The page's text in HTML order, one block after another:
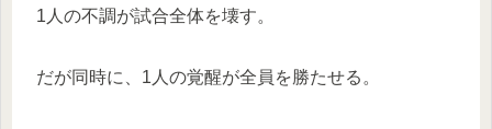
1人の不調が試合全体を壊す。
だが同時に、1人の覚醒が全員を勝たせる。